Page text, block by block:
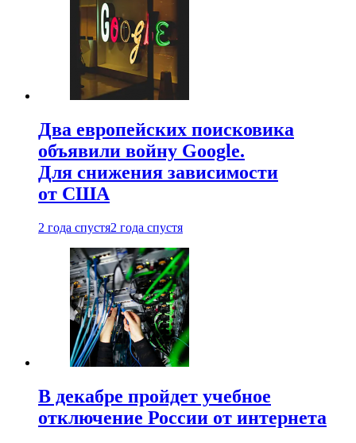
Два европейских поисковика
объявили войну Google.
Для снижения зависимости
от США
2 года спустя2 года спустя
В декабре пройдет учебное
отключение России от интернета